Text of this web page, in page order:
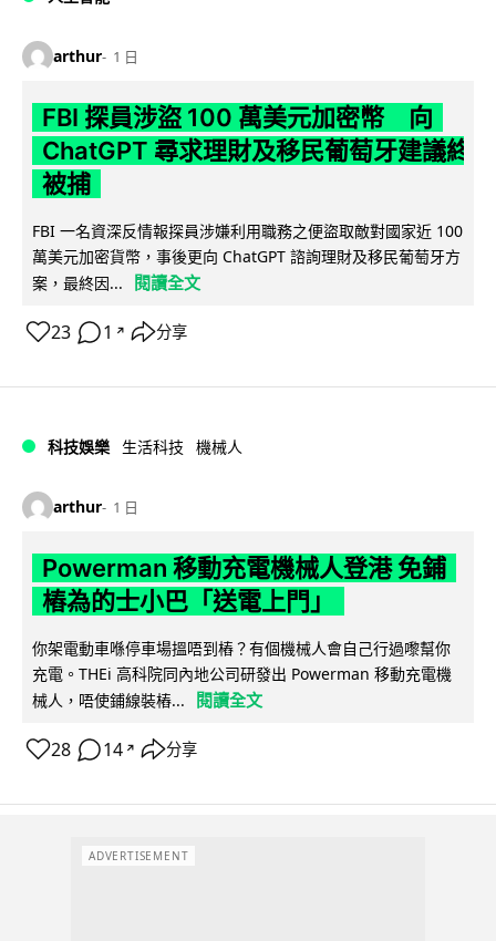
arthur 1 日
FBI 探員涉盜 100 萬美元加密幣 向
ChatGPT 尋求理財及移民葡萄牙建議終
被捕
FBI 一名資深反情報探員涉嫌利用職務之便盜取敵對國家近 100
萬美元加密貨幣，事後更向 ChatGPT 諮詢理財及移民葡萄牙方
案，最終因...
閱讀全文
23 1 ↗ 分享
科技娛樂 生活科技 機械人
arthur 1 日
Powerman 移動充電機械人登港 免鋪
樁為的士小巴「送電上門」
你架電動車喺停車場搵唔到樁？有個機械人會自己行過嚟幫你
充電。THEi 高科院同內地公司研發出 Powerman 移動充電機
械人，唔使鋪線裝樁...
閱讀全文
28 14 ↗ 分享
ADVERTISEMENT